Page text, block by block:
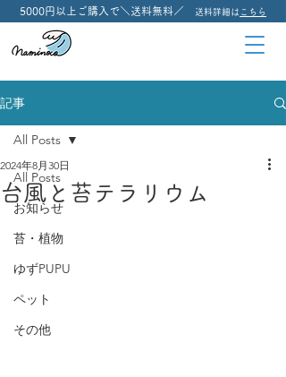
5000円以上ご購入で＼送料無料／ 送料詳細は こちら
記事
All Posts
お知らせ
苔・植物
ゆずPUPU
ペット
その他
All Posts
台風と苔テラリウム
2024年8月30日